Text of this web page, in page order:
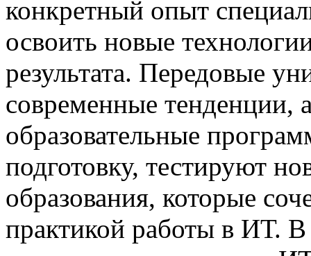
конкретный опыт
освоить новые
результата. Передовые
современные тенденции,
образовательные
подготовку, тестируют
образования, которые
практикой работы в ИТ. В